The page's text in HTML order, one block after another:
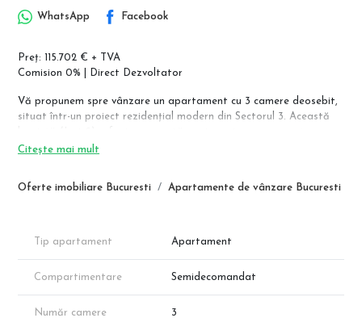
Oferte imobiliare Bucuresti Apartamente de vânzare Bucuresti
WhatsApp Facebook
Preț: 115.702 € + TVA
Comision 0% | Direct Dezvoltator
Vă propunem spre vânzare un apartament cu 3 camere deosebit,
situat într-un proiect rezidențial modern din Sectorul 3. Această
echilibrul dintre spațiul interior funcțional și o zonă exterioară
Suprafață Utilă Interior: 65.85 mp
Living + Bucătărie: 25.58 mp
Dormitor 2: 12.04 mp
Baie 1: 4.23 mp
Baie 2: 4.63 mp
Citește mai mult
Tip apartament Apartament
Compartimentare Semidecomandat
Număr camere 3